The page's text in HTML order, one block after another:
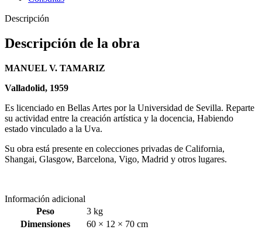
Descripción
Descripción de la obra
MANUEL V. TAMARIZ
Valladolid, 1959
Es licenciado en Bellas Artes por la Universidad de Sevilla. Reparte
su actividad entre la creación artística y la docencia, Habiendo
estado vinculado a la Uva.
Su obra está presente en colecciones privadas de California,
Shangai, Glasgow, Barcelona, Vigo, Madrid y otros lugares.
Información adicional
Peso
3 kg
Dimensiones
60 × 12 × 70 cm